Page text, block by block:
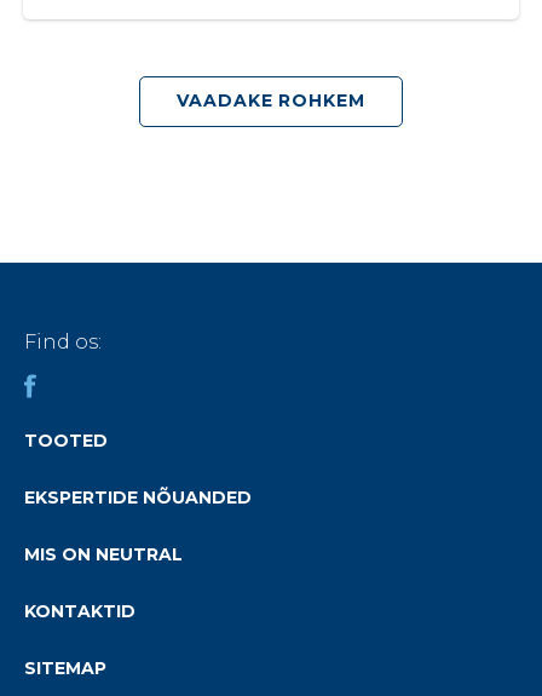
VAADAKE ROHKEM
Find os:
TOOTED
EKSPERTIDE NÕUANDED
MIS ON NEUTRAL
KONTAKTID
SITEMAP